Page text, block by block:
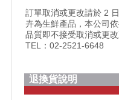
訂單取消或更改請於 2
卉為生鮮產品，本公司
品質即不接受取消或更改
TEL：02-2521-6648
退換貨說明